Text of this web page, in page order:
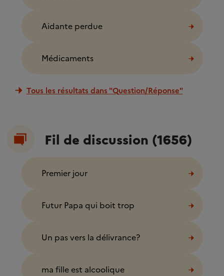
Aidante perdue
Médicaments
Tous les résultats dans "Question/Réponse"
Fil de discussion (1656)
Premier jour
Futur Papa qui boit trop
Un pas vers la délivrance?
ma fille est alcoolique